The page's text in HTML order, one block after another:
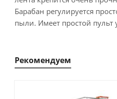
Барабан регулируется
пыли. Имеет простой пульт
Рекомендуем